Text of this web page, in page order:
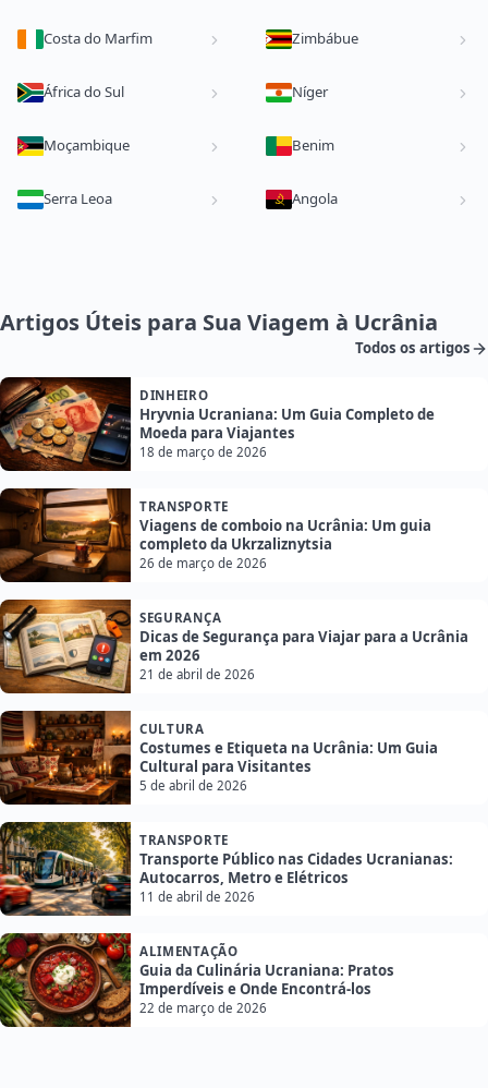
Costa do Marfim Zimbábue
África do Sul Níger
Moçambique Benim
Serra Leoa Angola
Artigos Úteis para Sua Viagem à Ucrânia
Todos os artigos
DINHEIRO
Hryvnia Ucraniana: Um Guia Completo de
Moeda para Viajantes
18 de março de 2026
TRANSPORTE
Viagens de comboio na Ucrânia: Um guia
completo da Ukrzaliznytsia
26 de março de 2026
SEGURANÇA
Dicas de Segurança para Viajar para a Ucrânia
em 2026
21 de abril de 2026
CULTURA
Costumes e Etiqueta na Ucrânia: Um Guia
Cultural para Visitantes
5 de abril de 2026
TRANSPORTE
Transporte Público nas Cidades Ucranianas:
Autocarros, Metro e Elétricos
11 de abril de 2026
ALIMENTAÇÃO
Guia da Culinária Ucraniana: Pratos
Imperdíveis e Onde Encontrá-los
22 de março de 2026